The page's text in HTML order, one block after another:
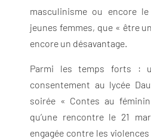
masculinisme ou encore
jeunes femmes, que « être
encore un désavantage.
Parmi les temps forts :
consentement au lycée
soirée « Contes au
qu’une rencontre le 21
engagée contre les